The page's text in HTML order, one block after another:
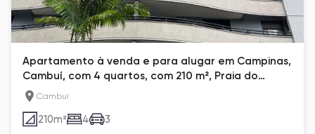
Apartamento à venda e para alugar em Campinas,
Cambuí, com 4 quartos, com 210 m², Praia do
Engenho
Cambuí
210m² 4 3